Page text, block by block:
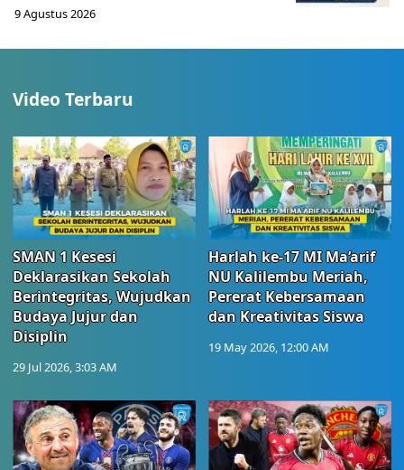
9 Agustus 2026
Video Terbaru
SMAN 1 Kesesi
Deklarasikan Sekolah
Berintegritas, Wujudkan
Budaya Jujur dan
Disiplin
29 Jul 2026, 3:03 AM
Harlah ke-17 MI Ma’arif
NU Kalilembu Meriah,
Pererat Kebersamaan
dan Kreativitas Siswa
19 May 2026, 12:00 AM